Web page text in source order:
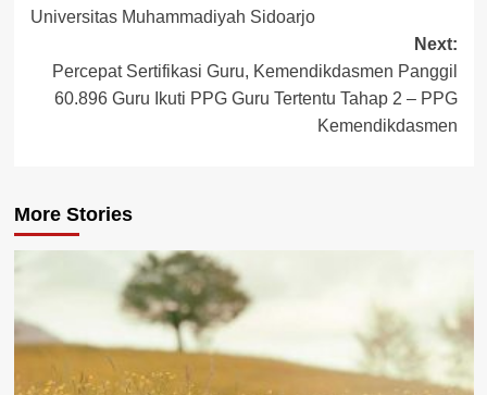
Universitas Muhammadiyah Sidoarjo
Next:
Percepat Sertifikasi Guru, Kemendikdasmen Panggil
60.896 Guru Ikuti PPG Guru Tertentu Tahap 2 – PPG
Kemendikdasmen
More Stories